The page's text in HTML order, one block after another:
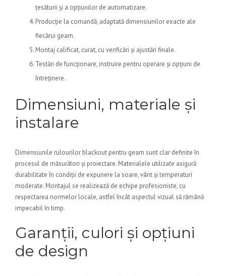
țesăturii și a opțiunilor de automatizare.
Producție la comandă, adaptată dimensiunilor exacte ale
fiecărui geam.
Montaj calificat, curat, cu verificări și ajustări finale.
Testări de funcționare, instruire pentru operare și opțiuni de
întreținere.
Dimensiuni, materiale și
instalare
Dimensiunile rulourilor blackout pentru geam sunt clar definite în
procesul de măsurători și proiectare. Materialele utilizate asigură
durabilitate în condiții de expunere la soare, vânt și temperaturi
moderate. Montajul se realizează de echipe profesioniste, cu
respectarea normelor locale, astfel încât aspectul vizual să rămână
impecabil în timp.
Garanții, culori și opțiuni
de design